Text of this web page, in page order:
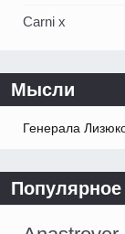
Carni x
Мысли
Генерала
Популярное